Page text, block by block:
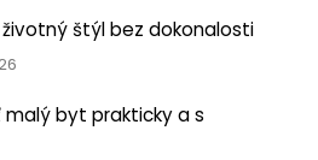
štýl bez dokonalosti
malý byt prakticky a s